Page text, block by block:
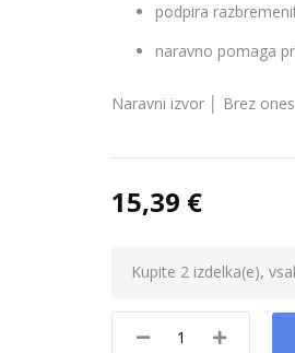
podpira
naravno pomaga
Naravni izvor │ Brez
15,39 €
Kupite 2 izdelka(e),